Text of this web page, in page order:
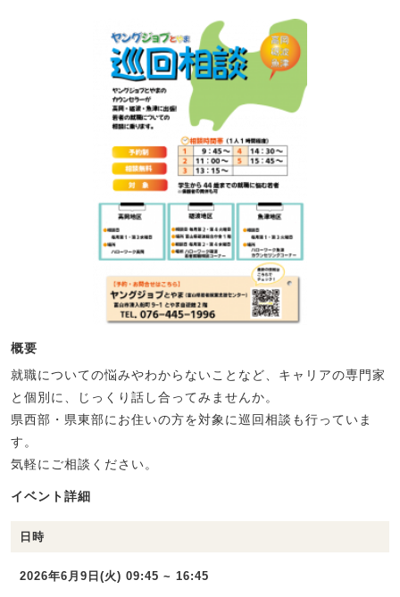
概要
就職についての悩みやわからないことなど、キャリアの専門家
と個別に、じっくり話し合ってみませんか。
県西部・県東部にお住いの方を対象に巡回相談も行っていま
す。
気軽にご相談ください。
イベント詳細
日時
2026年6月9日(火) 09:45 ~ 16:45